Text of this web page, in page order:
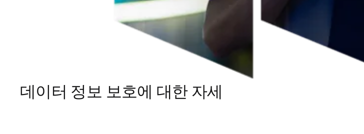
데이터 정보 보호에 대한 자세